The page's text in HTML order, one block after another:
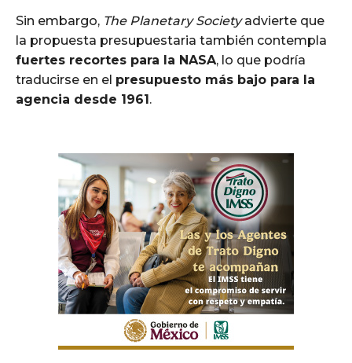
Sin embargo, The Planetary Societyadvierte que
la propuesta presupuestaria también contempla
fuertes recortes para la NASA, lo que podría
traducirse en el presupuesto más bajo para la
agencia desde 1961 .